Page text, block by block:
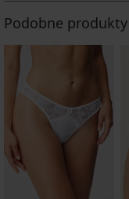
Podobne produkty